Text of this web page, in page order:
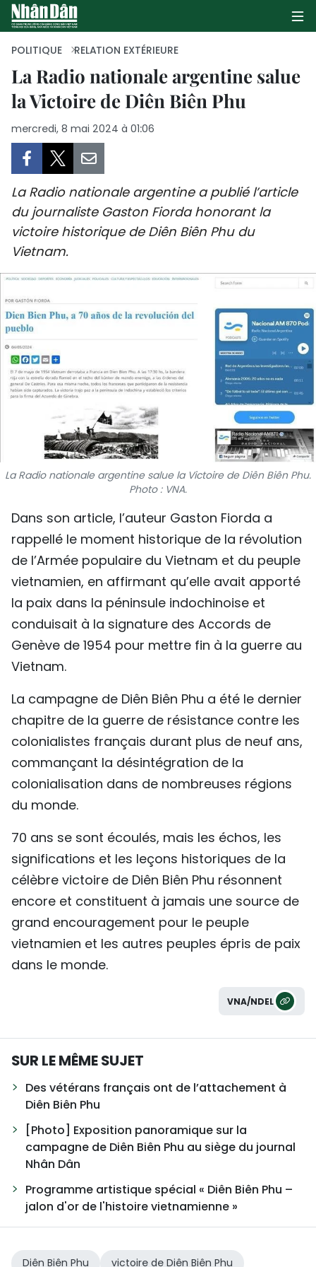
PAGE D'ACCUEIL
POLITIQUE
SOCIÉTÉ
CULTURE
FRANCOPHONIE
INTERNATIONAL
MÉGASTORIE
PHOTO
À PROPOS DU "PEUPLE"
TIẾNG VIỆT
中文
РУССКИЙ
ESPAÑOL
POLITIQUE RELATION EXTÉRIEURE
La Radio nationale argentine salue
la Victoire de Diên Biên Phu
mercredi, 8 mai 2024 à 01:06
La Radio nationale argentine a publié l’article
du journaliste Gaston Fiorda honorant la
victoire historique de Diên Biên Phu du
Vietnam.
La Radio nationale argentine salue la Victoire de Diên Biên Phu.
Photo : VNA.
Dans son article, l’auteur Gaston Fiorda a
rappellé le moment historique de la révolution
de l’Armée populaire du Vietnam et du peuple
vietnamien, en affirmant qu’elle avait apporté
la paix dans la péninsule indochinoise et
conduisait à la signature des Accords de
Genève de 1954 pour mettre fin à la guerre au
Vietnam.
La campagne de Diên Biên Phu a été le dernier
chapitre de la guerre de résistance contre les
colonialistes français durant plus de neuf ans,
commançant la désintégration de la
colonialisation dans de nombreuses régions
du monde.
70 ans se sont écoulés, mais les échos, les
significations et les leçons historiques de la
célèbre victoire de Diên Biên Phu résonnent
encore et constituent à jamais une source de
grand encouragement pour le peuple
vietnamien et les autres peuples épris de paix
dans le monde.
VNA/NDEL
SUR LE MÊME SUJET
Des vétérans français ont de l’attachement à
Diên Biên Phu
[Photo] Exposition panoramique sur la
campagne de Diên Biên Phu au siège du journal
Nhân Dân
Programme artistique spécial « Diên Biên Phu –
jalon d'or de l'histoire vietnamienne »
Diên Biên Phu victoire de Diên Biên Phu